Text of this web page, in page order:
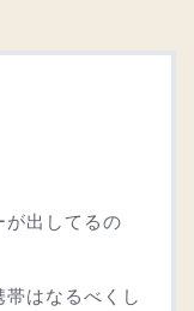
が出してるの
はなるべくし